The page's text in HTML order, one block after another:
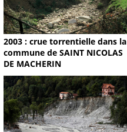
2003 : crue torrentielle dans la
commune de SAINT NICOLAS
DE MACHERIN